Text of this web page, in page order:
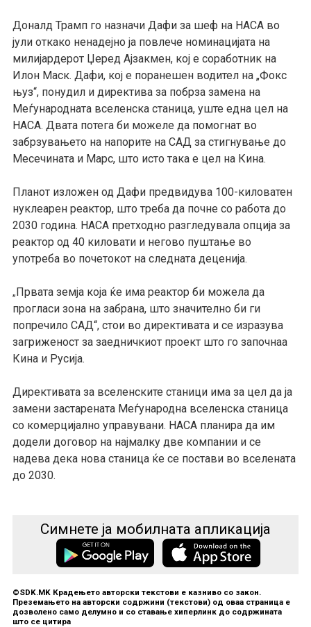
Доналд Трамп го назначи Дафи за шеф на НАСА во
јули откако ненадејно ја повлече номинацијата на
милијардерот Џеред Ајзакмен, кој е соработник на
Илон Маск. Дафи, кој е поранешен водител на „Фокс
њуз“, понудил и директива за побрза замена на
Меѓународната вселенска станица, уште една цел на
НАСА. Двата потега би можеле да помогнат во
забрзувањето на напорите на САД за стигнување до
Месечината и Марс, што исто така е цел на Кина.
Планот изложен од Дафи предвидува 100-киловатен
нуклеарен реактор, што треба да почне со работа до
2030 година. НАСА претходно разгледувала опција за
реактор од 40 киловати и негово пуштање во
употреба во почетокот на следната деценија.
„Првата земја која ќе има реактор би можела да
прогласи зона на забрана, што значително би ги
попречило САД“, стои во директивата и се изразува
загриженост за заедничкиот проект што го започнаа
Кина и Русија.
Директивата за вселенските станици има за цел да ја
замени застарената Меѓународна вселенска станица
со комерцијално управувани. НАСА планира да им
додели договор на најмалку две компании и се
надева дека нова станица ќе се постави во вселената
до 2030.
Симнете ја мобилната апликација
©SDK.MK Крадењето авторски текстови е казниво со закон.
Преземањето на авторски содржини (текстови) од оваа страница е
дозволено само делумно и со ставање хиперлинк до содржината
што се цитира